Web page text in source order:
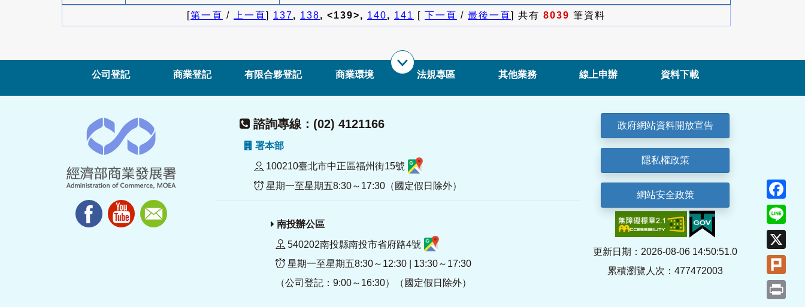
[第一頁 / 上一頁] 137, 138, <139>, 140, 141 [ 下一頁 / 最後一頁] 共有 8039 筆資料
公司登記 商業登記 有限合夥登記 商業環境 法規專區 其他業務 線上申辦 資料下載
諮詢專線：(02) 4121166
署本部
100210臺北市中正區福州街15號
星期一至星期五8:30～17:30（國定假日除外）
南投辦公區
540202南投縣南投市省府路4號
星期一至星期五8:30～12:30 | 13:30～17:30
（公司登記：9:00～16:30）（國定假日除外）
政府網站資料開放宣告
隱私權政策
網站安全政策
更新日期：2026-08-06 14:50:51.0
累積瀏覽人次：477472003